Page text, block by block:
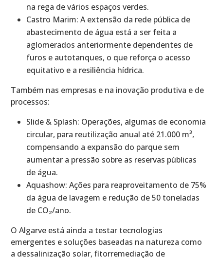
na rega de vários espaços verdes.
Castro Marim: A extensão da rede pública de
abastecimento de água está a ser feita a
aglomerados anteriormente dependentes de
furos e autotanques, o que reforça o acesso
equitativo e a resiliência hídrica.
Também nas empresas e na inovação produtiva e de
processos:
Slide & Splash: Operações, algumas de economia
circular, para reutilização anual até 21.000 m³,
compensando a expansão do parque sem
aumentar a pressão sobre as reservas públicas
de água.
Aquashow: Ações para reaproveitamento de 75%
da água de lavagem e redução de 50 toneladas
de CO₂/ano.
O Algarve está ainda a testar tecnologias
emergentes e soluções baseadas na natureza como
a dessalinização solar, fitorremediação de